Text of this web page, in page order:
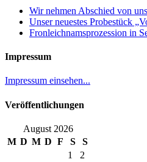
Wir nehmen Abschied von
Unser neuestes Probestück
Fronleichnamsprozession in
Impressum
Impressum einsehen...
Veröffentlichungen
August 2026
M D M D F S
S
1
2